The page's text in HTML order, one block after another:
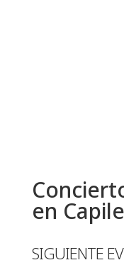
en
SIGUIENTE